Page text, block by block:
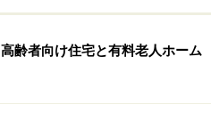
け住宅とは、どんな
齢者向け住宅と有料老人ホーム